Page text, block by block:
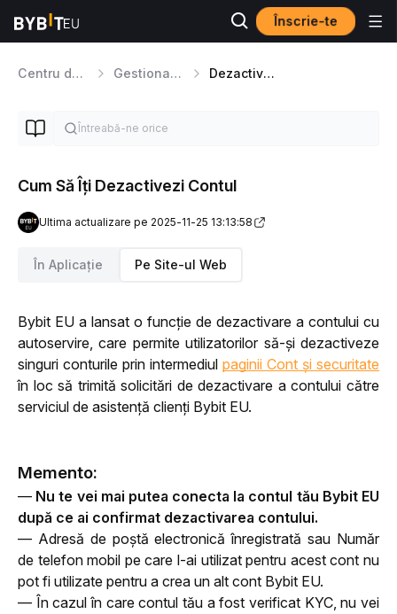
Înscrie-te
Centru de Ajutor Gestionarea conturilor Dezactivare cont
Cum Să Îți Dezactivezi Contul
Ultima actualizare pe 2025-11-25 13:13:58
În Aplicație Pe Site-ul Web
Bybit EU a lansat o funcție de dezactivare a contului cu
autoservire, care permite utilizatorilor să-și dezactiveze
singuri conturile prin intermediul paginii Cont și securitate
în loc să trimită solicitări de dezactivare a contului către
serviciul de asistență clienți Bybit EU.
Memento:
— Nu te vei mai putea conecta la contul tău Bybit EU
după ce ai confirmat dezactivarea contului.
— Adresă de poștă electronică înregistrată sau Număr
de telefon mobil pe care l-ai utilizat pentru acest cont nu
pot fi utilizate pentru a crea un alt cont Bybit EU.
— În cazul în care contul tău a fost verificat KYC, nu vei